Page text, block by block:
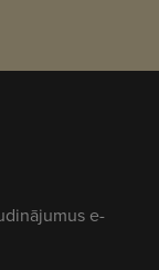
e-